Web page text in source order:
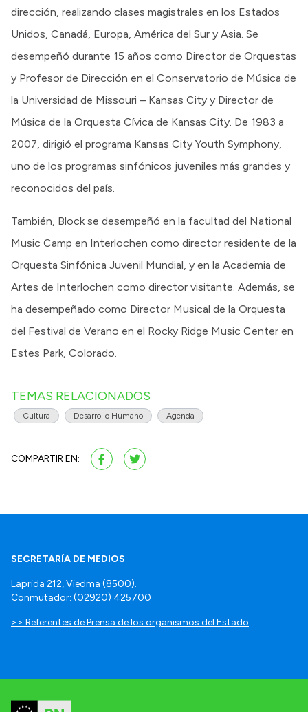
dirección, realizando clases magistrales en los Estados
Unidos, Canadá, Europa, América del Sur y Asia. Se
desempeñó durante 15 años como Director de Orquestas
y Profesor de Dirección en el Conservatorio de Música de
la Universidad de Missouri – Kansas City y Director de
Música de la Orquesta Cívica de Kansas City. De 1983 a
2007, dirigió el programa Kansas City Youth Symphony,
uno de los programas sinfónicos juveniles más grandes y
reconocidos del país.
También, Block se desempeñó en la facultad del National
Music Camp en Interlochen como director residente de la
Orquesta Sinfónica Juvenil Mundial, y en la Academia de
Artes de Interlochen como director visitante. Además, se
ha desempeñado como Director Musical de la Orquesta
del Festival de Verano en el Rocky Ridge Music Center en
Estes Park, Colorado.
TEMAS RELACIONADOS
Cultura Desarrollo Humano Agenda
COMPARTIR EN:
SECRETARÍA DE MEDIOS
Laprida 212, Viedma (8500).
Conmutador: (02920) 425700
>> Referentes de Prensa de los organismos del Estado